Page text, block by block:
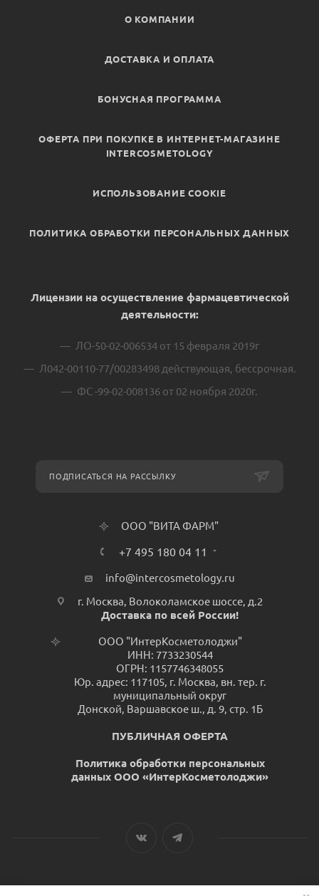
О КОМПАНИИ
ДОСТАВКА И ОПЛАТА
БОНУСНАЯ ПРОГРАММА
ОФЕРТА ПРИ ПОКУПКЕ В ИНТЕРНЕТ-МАГАЗИНЕ
INTERCOSMETOLOGY
ИСПОЛЬЗОВАНИЕ COOKIE
ПОЛИТИКА ОБРАБОТКИ ПЕРСОНАЛЬНЫХ ДАННЫХ
Лицензии на осуществление фармацевтической
деятельности:
ЛО-50-02-006534 от 15 февраля 2019г
Л042-00110-77/00283498 действующая, бессрочная.
ФС -99-02-008136 от 02 ноября 2020г.
ПОДПИСАТЬСЯ НА РАССЫЛКУ
ООО "ВИТА ФАРМ"
+7 495 180 04 11
info@intercosmetology.ru
г. Москва, Волоколамское шоссе, д.2
Доставка по всей России!
ООО "ИнтерКосметолоджи"
ИНН: 7733230544
ОГРН: 1157746348055
Юр. адрес: 117105, г. Москва, вн. тер. г.
муниципальный округ
Донской, Варшавское ш., д. 9, стр. 1Б
ПУБЛИЧНАЯ ОФЕРТА
Политика обработки персональных
данных ООО «ИнтерКосметолоджи»